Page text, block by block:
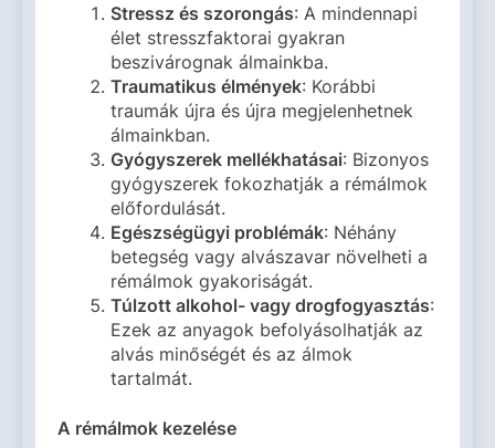
Stressz és szorongás: A mindennapi
élet stresszfaktorai gyakran
beszivárognak álmainkba.
Traumatikus élmények: Korábbi
traumák újra és újra megjelenhetnek
álmainkban.
Gyógyszerek mellékhatásai: Bizonyos
gyógyszerek fokozhatják a rémálmok
előfordulását.
Egészségügyi problémák: Néhány
betegség vagy alvászavar növelheti a
rémálmok gyakoriságát.
Túlzott alkohol- vagy drogfogyasztás:
Ezek az anyagok befolyásolhatják az
alvás minőségét és az álmok
tartalmát.
A rémálmok kezelése